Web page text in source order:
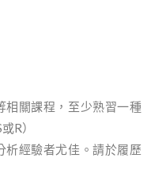
相關課程，至少熟習一種
R）
析經驗者尤佳。請於履歷